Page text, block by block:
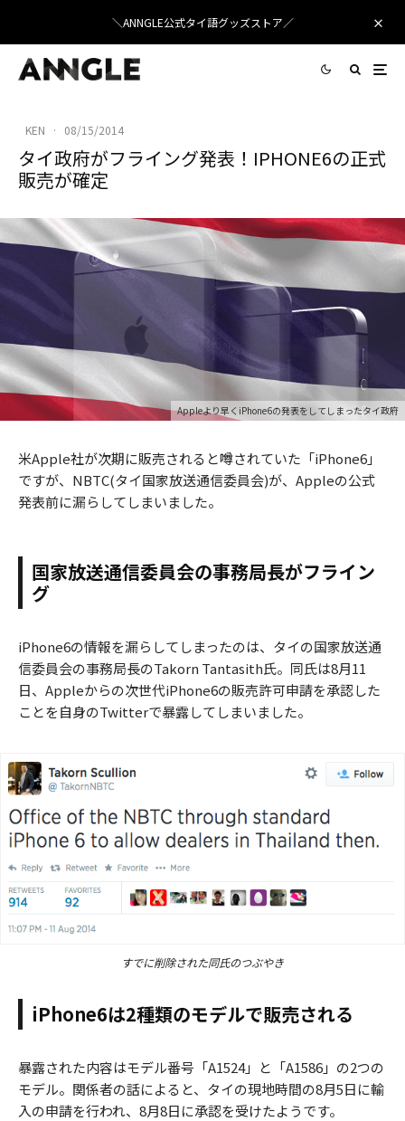
＼ANNGLE公式タイ語グッズストア／
KEN · 08/15/2014
タイ政府がフライング発表！IPHONE6の正式
販売が確定
Appleより早くiPhone6の発表をしてしまったタイ政府
米Apple社が次期に販売されると噂されていた「iPhone6」
ですが、NBTC(タイ国家放送通信委員会)が、Appleの公式
発表前に漏らしてしまいました。
国家放送通信委員会の事務局長がフライン
グ
iPhone6の情報を漏らしてしまったのは、タイの国家放送通
信委員会の事務局長のTakorn Tantasith氏。同氏は8月11
日、Appleからの次世代iPhone6の販売許可申請を承認した
ことを自身のTwitterで暴露してしまいました。
すでに削除された同氏のつぶやき
iPhone6は2種類のモデルで販売される
暴露された内容はモデル番号「A1524」と「A1586」の2つの
モデル。関係者の話によると、タイの現地時間の8月5日に輸
入の申請を行われ、8月8日に承認を受けたようです。